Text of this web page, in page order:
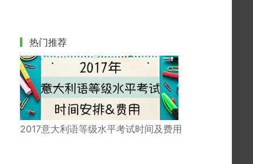
热门推荐
2017意大利语等级水平考试时间及费用